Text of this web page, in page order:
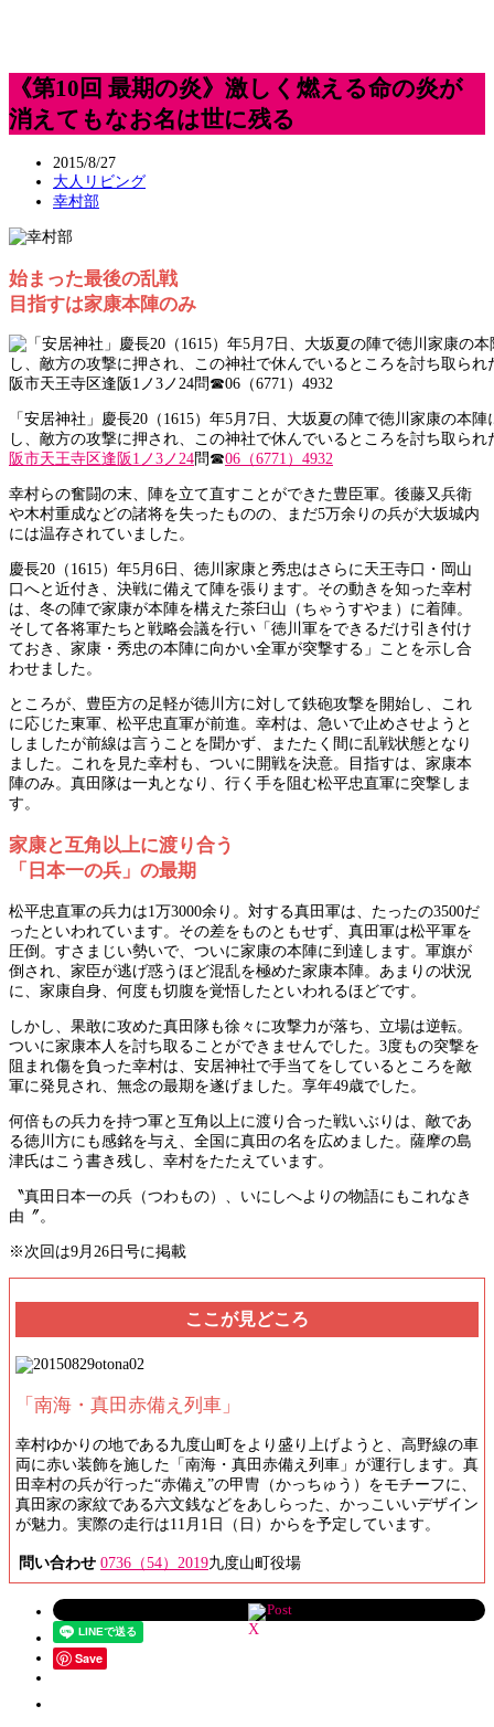
《第10回 最期の炎》激しく燃える命の炎が
消えてもなお名は世に残る
2015/8/27
大人リビング
幸村部
始まった最後の乱戦
目指すは家康本陣のみ
「安居神社」慶長20（1615）年5月7日、大坂夏の陣で徳川家康の本
し、敵方の攻撃に押され、この神社で休んでいるところを討ち取ら
阪市天王寺区逢阪1ノ3ノ24問☎06（6771）4932
幸村らの奮闘の末、陣を立て直すことができた豊臣軍。後藤又兵衛
や木村重成などの諸将を失ったものの、まだ5万余りの兵が大坂城内
には温存されていました。
慶長20（1615）年5月6日、徳川家康と秀忠はさらに天王寺口・岡山
口へと近付き、決戦に備えて陣を張ります。その動きを知った幸村
は、冬の陣で家康が本陣を構えた茶臼山（ちゃうすやま）に着陣。
そして各将軍たちと戦略会議を行い「徳川軍をできるだけ引き付け
ておき、家康・秀忠の本陣に向かい全軍が突撃する」ことを示し合
わせました。
ところが、豊臣方の足軽が徳川方に対して鉄砲攻撃を開始し、これ
に応じた東軍、松平忠直軍が前進。幸村は、急いで止めさせようと
しましたが前線は言うことを聞かず、またたく間に乱戦状態となり
ました。これを見た幸村も、ついに開戦を決意。目指すは、家康本
陣のみ。真田隊は一丸となり、行く手を阻む松平忠直軍に突撃しま
す。
家康と互角以上に渡り合う
「日本一の兵」の最期
松平忠直軍の兵力は1万3000余り。対する真田軍は、たったの3500だ
ったといわれています。その差をものともせず、真田軍は松平軍を
圧倒。すさまじい勢いで、ついに家康の本陣に到達します。軍旗が
倒され、家臣が逃げ惑うほど混乱を極めた家康本陣。あまりの状況
に、家康自身、何度も切腹を覚悟したといわれるほどです。
しかし、果敢に攻めた真田隊も徐々に攻撃力が落ち、立場は逆転。
ついに家康本人を討ち取ることができませんでした。3度もの突撃を
阻まれ傷を負った幸村は、安居神社で手当てをしているところを敵
軍に発見され、無念の最期を遂げました。享年49歳でした。
何倍もの兵力を持つ軍と互角以上に渡り合った戦いぶりは、敵であ
る徳川方にも感銘を与え、全国に真田の名を広めました。薩摩の島
津氏はこう書き残し、幸村をたたえています。
〝真田日本一の兵（つわもの）、いにしへよりの物語にもこれなき
由〞。
※次回は9月26日号に掲載
ここが見どころ
「南海・真田赤備え列車」
幸村ゆかりの地である九度山町をより盛り上げようと、高野線の車
両に赤い装飾を施した「南海・真田赤備え列車」が運行します。真
田幸村の兵が行った“赤備え”の甲冑（かっちゅう）をモチーフに、
真田家の家紋である六文銭などをあしらった、かっこいいデザイン
が魅力。実際の走行は11月1日（日）からを予定しています。
問い合わせ 0736（54）2019九度山町役場
Post
Save